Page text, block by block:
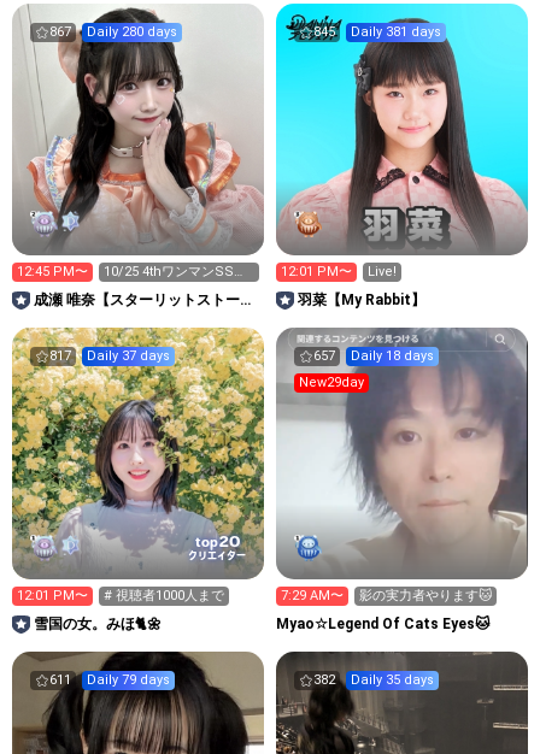
867 Daily 280 days
12:45 PM〜
10/25 4thワンマンSSチ
ケット残り3枚‼️
成瀬 唯奈【スターリットストーリ
845 Daily 381 days
12:01 PM〜 Live!
羽菜【My Rabbit】
817 Daily 37 days
top20
クリエイター
12:01 PM〜 # 視聴者1000人まで
雪国の女。みほ🐈🌼
657
Daily 18 days
New29day
7:29 AM〜 影の実力者やります🐱
Myao☆Legend Of Cats Eyes🐱
611 Daily 79 days 382 Daily 35 days